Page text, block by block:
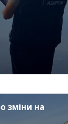
зміни на